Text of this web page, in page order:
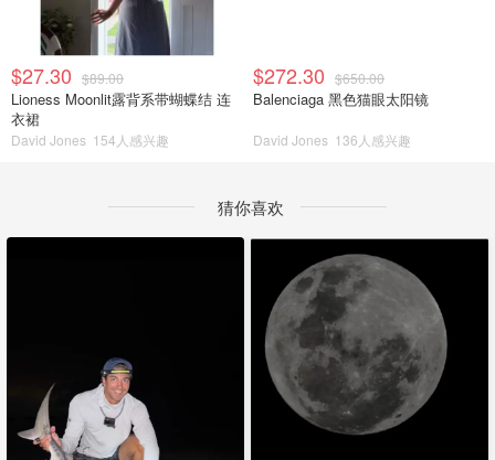
$27.30 $89.00
Lioness Moonlit露背系带蝴蝶结 连
衣裙
David Jones 154人感兴趣
$272.30 $650.00
Balenciaga 黑色猫眼太阳镜
David Jones 136人感兴趣
猜你喜欢